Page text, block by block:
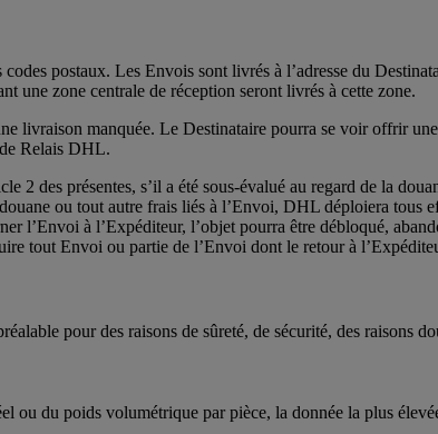
postaux. Les Envois sont livrés à l’adresse du
une zone centrale de réception seront livrés à cette zone.
livraison manquée. Le Destinataire pourra se voir offrir
Relais DHL.
2 des présentes, s’il a été sous-évalué au regard de la
ou tout autre frais liés à l’Envoi, DHL déploiera tous
l’Envoi à l’Expéditeur, l’objet pourra être débloqué,
tout Envoi ou partie de l’Envoi dont le retour à
pour des raisons de sûreté, de sécurité, des raisons
du poids volumétrique par pièce, la donnée la plus